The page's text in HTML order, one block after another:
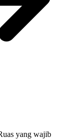
yang wajib